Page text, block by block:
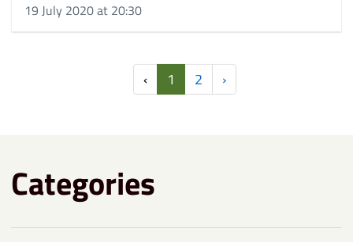
19 July 2020 at 20:30
‹ 1 2 ›
Categories